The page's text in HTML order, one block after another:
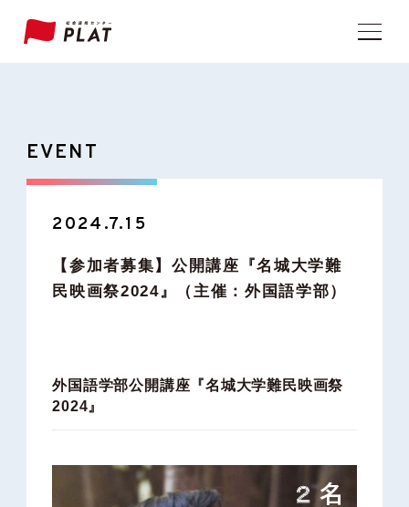
EVENT
2024.7.15
【参加者募集】公開講座『名城大学難
民映画祭2024』（主催：外国語学部）
外国語学部公開講座『名城大学難民映画祭
2024』